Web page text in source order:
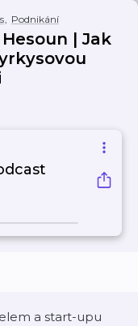
, Podnikání
| Jak
a start-upu